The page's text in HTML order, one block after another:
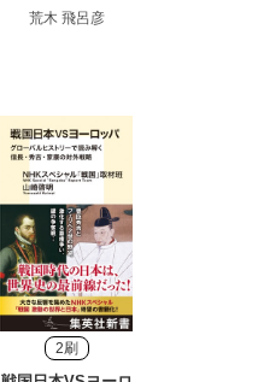
荒木 飛呂彦
2刷